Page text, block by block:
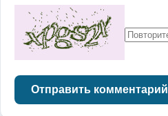
Отправить комментарий